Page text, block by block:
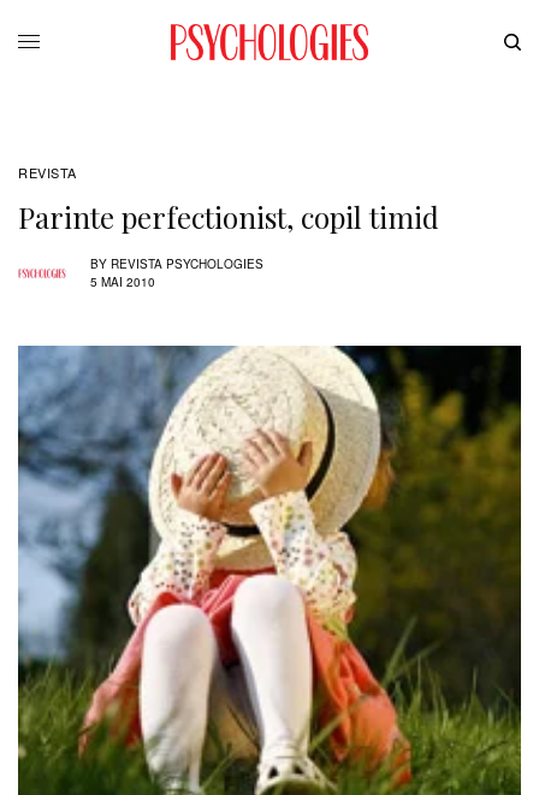
REVISTA
Parinte perfectionist, copil timid
BY REVISTA PSYCHOLOGIES
5 MAI 2010